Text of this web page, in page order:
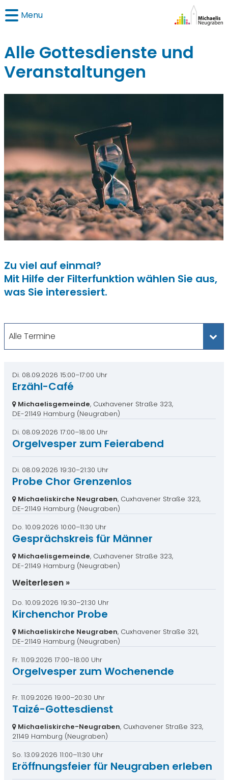
Menu
Alle Gottesdienste und
Veranstaltungen
Zu viel auf einmal?
Mit Hilfe der Filterfunktion wählen Sie aus,
was Sie interessiert.
Alle Termine
Di. 08.09.2026 15:00–17:00 Uhr
Erzähl-Café
Michaelisgemeinde, Cuxhavener Straße 323,
DE-21149 Hamburg (Neugraben)
Di. 08.09.2026 17:00–18:00 Uhr
Orgelvesper zum Feierabend
Di. 08.09.2026 19:30–21:30 Uhr
Probe Chor Grenzenlos
Michaeliskirche Neugraben, Cuxhavener Straße 323,
DE-21149 Hamburg (Neugraben)
Do. 10.09.2026 10:00–11:30 Uhr
Gesprächskreis für Männer
Michaelisgemeinde, Cuxhavener Straße 323,
DE-21149 Hamburg (Neugraben)
Weiterlesen
Do. 10.09.2026 19:30–21:30 Uhr
Kirchenchor Probe
Michaeliskirche Neugraben, Cuxhavener Straße 321,
DE-21149 Hamburg (Neugraben)
Fr. 11.09.2026 17:00–18:00 Uhr
Orgelvesper zum Wochenende
Fr. 11.09.2026 19:00–20:30 Uhr
Taizé-Gottesdienst
Michaeliskirche-Neugraben, Cuxhavener Straße 323,
21149 Hamburg (Neugraben)
So. 13.09.2026 11:00–11:30 Uhr
Eröffnungsfeier für Neugraben erleben